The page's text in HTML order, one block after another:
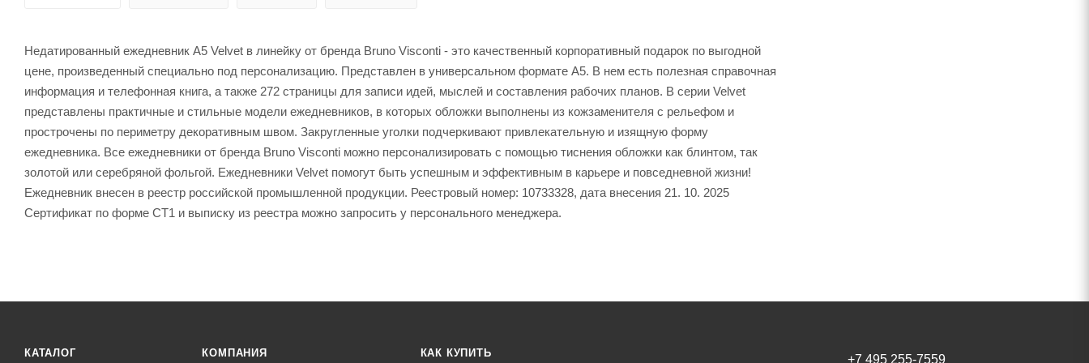
Недатированный ежедневник A5 Velvet в линейку от бренда Bruno Visconti - это качественный корпоративный подарок по выгодной
цене, произведенный специально под персонализацию. Представлен в универсальном формате А5. В нем есть полезная справочная
информация и телефонная книга, а также 272 страницы для записи идей, мыслей и составления рабочих планов. В серии Velvet
представлены практичные и стильные модели ежедневников, в которых обложки выполнены из кожзаменителя с рельефом и
прострочены по периметру декоративным швом. Закругленные уголки подчеркивают привлекательную и изящную форму
ежедневника. Все ежедневники от бренда Bruno Visconti можно персонализировать с помощью тиснения обложки как блинтом, так
золотой или серебряной фольгой. Ежедневники Velvet помогут быть успешным и эффективным в карьере и повседневной жизни!
Ежедневник внесен в реестр российской промышленной продукции. Реестровый номер: 10733328, дата внесения 21. 10. 2025
Сертификат по форме СТ1 и выписку из реестра можно запросить у персонального менеджера.
КАТАЛОГ КОМПАНИЯ КАК КУПИТЬ +7 495 255-7559